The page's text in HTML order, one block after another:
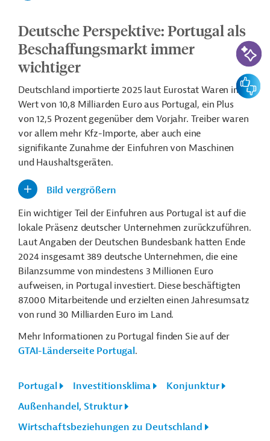
Deutsche Perspektive: Portugal als
Beschaffungsmarkt immer
wichtiger
Deutschland importierte 2025 laut Eurostat Waren im
Wert von 10,8 Milliarden Euro aus Portugal, ein Plus
von 12,5 Prozent gegenüber dem Vorjahr. Treiber waren
vor allem mehr Kfz-Importe, aber auch eine
signifikante Zunahme der Einfuhren von Maschinen
und Haushaltsgeräten.
Bild vergrößern
Ein wichtiger Teil der Einfuhren aus Portugal ist auf die
lokale Präsenz deutscher Unternehmen zurückzuführen.
Laut Angaben der Deutschen Bundesbank hatten Ende
2024 insgesamt 389 deutsche Unternehmen, die eine
Bilanzsumme von mindestens 3 Millionen Euro
aufweisen, in Portugal investiert. Diese beschäftigten
87.000 Mitarbeitende und erzielten einen Jahresumsatz
von rund 30 Milliarden Euro im Land.
Mehr Informationen zu Portugal finden Sie auf der
GTAI-Länderseite Portugal.
Portugal Investitionsklima
Konjunktur
Außenhandel, Struktur
Wirtschaftsbeziehungen zu Deutschland
KI-